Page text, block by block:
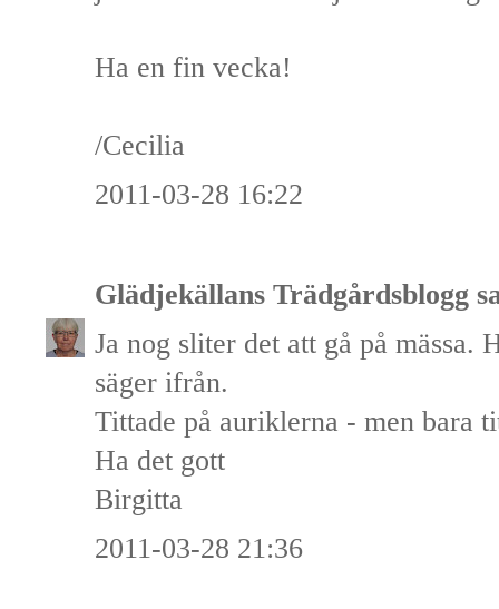
Ha en fin vecka!
/Cecilia
2011-03-28 16:22
Glädjekällans Trädgårdsblogg
Ja nog sliter det att gå på mässa.
säger ifrån.
Tittade på auriklerna - men bara
Ha det gott
Birgitta
2011-03-28 21:36